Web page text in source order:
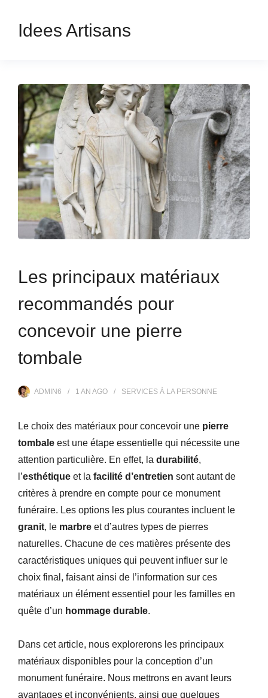
Idees Artisans
Les principaux matériaux
recommandés pour
concevoir une pierre
tombale
ADMIN6 1 AN AGO SERVICES À LA PERSONNE
Le choix des matériaux pour concevoir une pierre
tombale est une étape essentielle qui nécessite une
attention particulière. En effet, la durabilité,
l’esthétique et la facilité d’entretien sont autant de
critères à prendre en compte pour ce monument
funéraire. Les options les plus courantes incluent le
granit, le marbre et d’autres types de pierres
naturelles. Chacune de ces matières présente des
caractéristiques uniques qui peuvent influer sur le
choix final, faisant ainsi de l’information sur ces
matériaux un élément essentiel pour les familles en
quête d’un hommage durable.
Dans cet article, nous explorerons les principaux
matériaux disponibles pour la conception d’un
monument funéraire. Nous mettrons en avant leurs
avantages et inconvénients, ainsi que quelques